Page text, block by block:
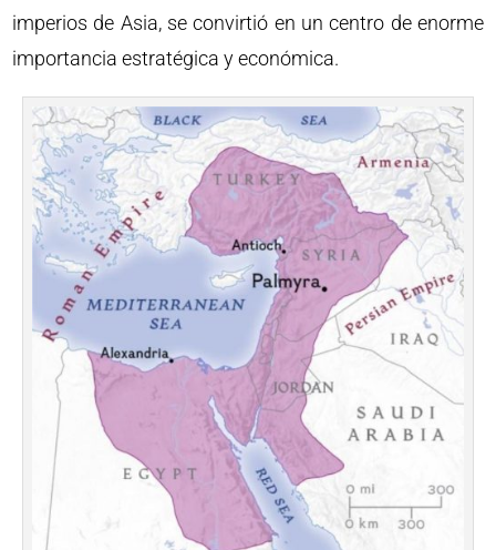
imperios de Asia, se convirtió en un centro de enorme
importancia estratégica y económica.